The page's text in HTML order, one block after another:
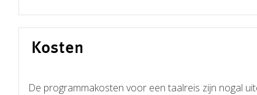
Kosten
De programmakosten voor een taalreis zijn nogal